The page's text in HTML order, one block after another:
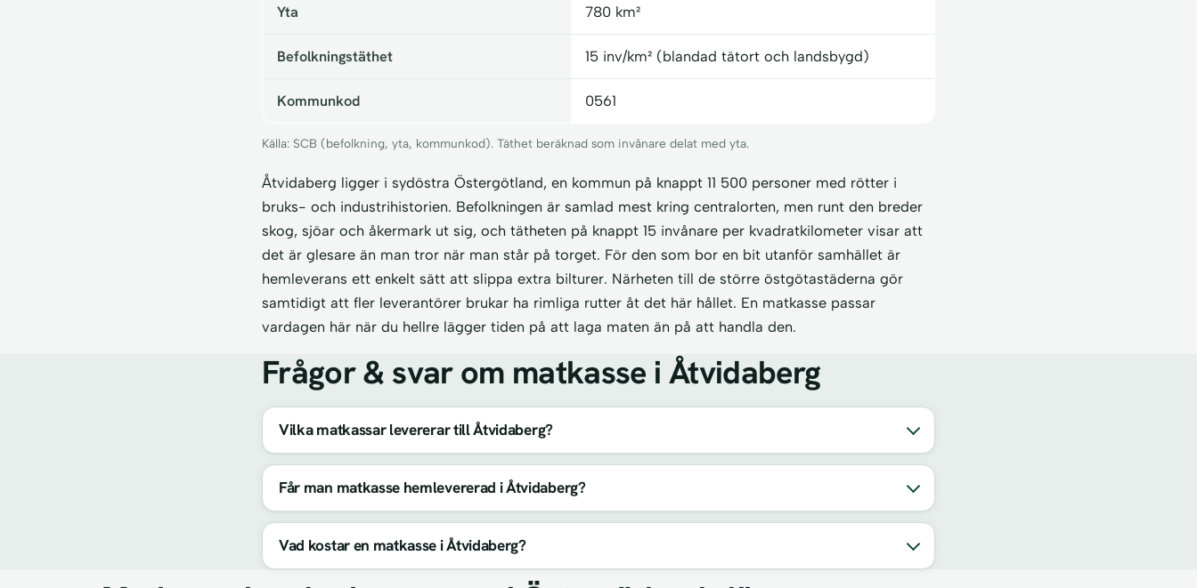
Yta 780 km²
Befolkningstäthet 15 inv/km² (blandad tätort och landsbygd)
Kommunkod 0561
Källa: SCB (befolkning, yta, kommunkod). Täthet beräknad som invånare delat med yta.
Åtvidaberg ligger i sydöstra Östergötland, en kommun på knappt 11 500 personer med rötter i
bruks- och industrihistorien. Befolkningen är samlad mest kring centralorten, men runt den breder
skog, sjöar och åkermark ut sig, och tätheten på knappt 15 invånare per kvadratkilometer visar att
det är glesare än man tror när man står på torget. För den som bor en bit utanför samhället är
hemleverans ett enkelt sätt att slippa extra bilturer. Närheten till de större östgötastäderna gör
samtidigt att fler leverantörer brukar ha rimliga rutter åt det här hållet. En matkasse passar
vardagen här när du hellre lägger tiden på att laga maten än på att handla den.
Frågor & svar om matkasse i Åtvidaberg
Vilka matkassar levererar till Åtvidaberg?
Får man matkasse hemlevererad i Åtvidaberg?
Vad kostar en matkasse i Åtvidaberg?